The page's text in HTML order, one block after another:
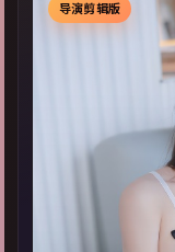
导演剪辑版